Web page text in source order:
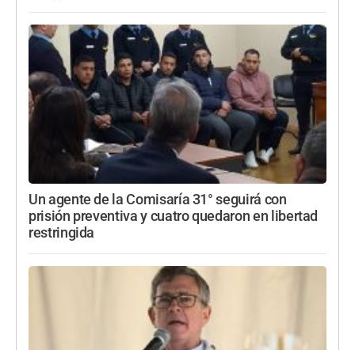
Un agente de la Comisaría 31° seguirá con
prisión preventiva y cuatro quedaron en libertad
restringida